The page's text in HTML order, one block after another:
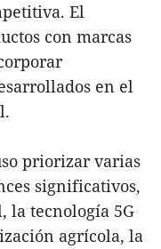
El
con marcas
en el
priorizar varias
significativos,
la tecnología 5G
agrícola, la